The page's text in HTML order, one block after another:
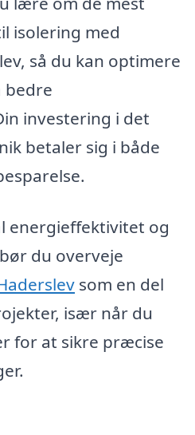
isolering med
så du kan optimere
bedre
investering i det
betaler sig i både
energieffektivitet og
du overveje
som en del
især når du
for at sikre præcise